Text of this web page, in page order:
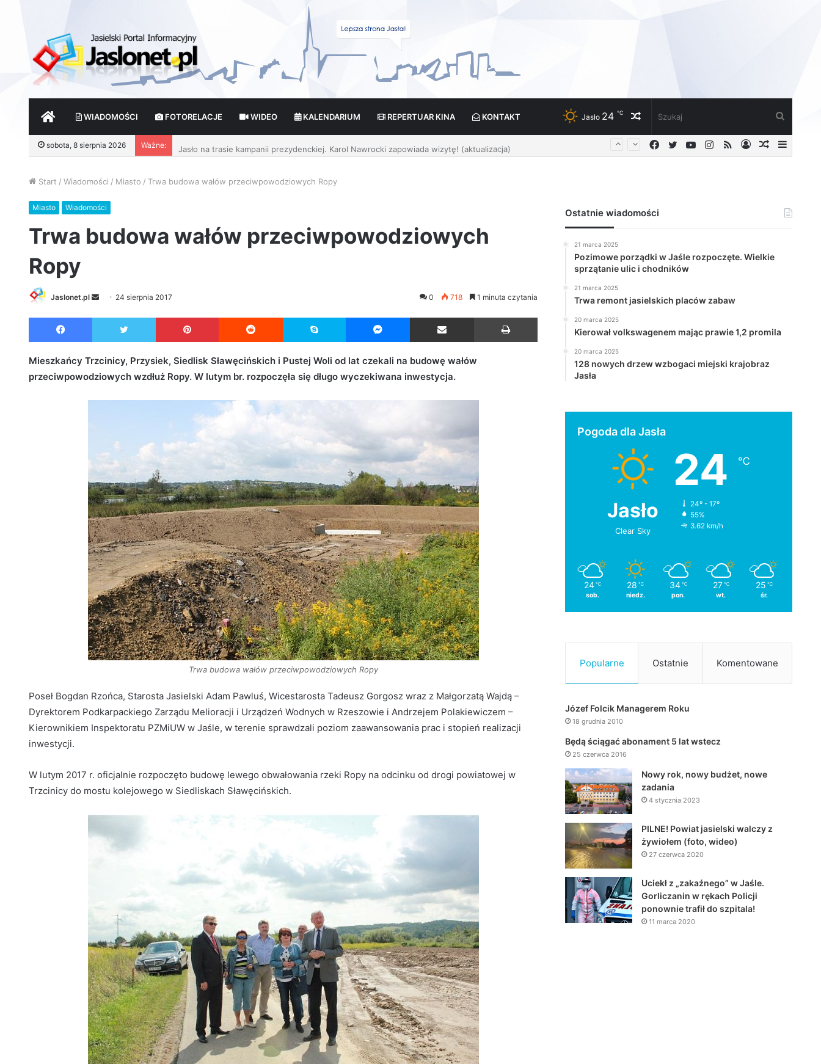
START WIADOMOŚCI FOTORELACJE WIDEO KALENDARIUM REPERTUAR KINA KONTAKT Losowy
artykuł
Jasło 24 ℃
sobota, 8 sierpnia 2026 Ważne: Jasło na trasie kampanii prezydenckiej. Karol Nawrocki zapowiada wizytę! (aktualizacja)
Losowy
Zaloguj
RSS
Instagram
YouTube
Twitter
Facebook
Start / Wiadomości / Miasto / Trwa budowa wałów przeciwpowodziowych Ropy
Miasto Wiadomości
Trwa budowa wałów przeciwpowodziowych
Ropy
Jaslonet.pl
d
m
24 sierpnia 2017 0 718 1 minuta czytania
Facebook Twitter Pinterest Reddit Skype Messenger Udostępnij przez Email
Mieszkańcy Trzcinicy, Przysiek, Siedlisk Sławęcińskich i Pustej Woli od lat czekali na budowę wałów
przeciwpowodziowych wzdłuż Ropy. W lutym br. rozpoczęła się długo wyczekiwana inwestycja.
Trwa budowa wałów przeciwpowodziowych Ropy
Poseł Bogdan Rzońca, Starosta Jasielski Adam Pawluś, Wicestarosta Tadeusz Gorgosz wraz z Małgorzatą Wajdą –
Dyrektorem Podkarpackiego Zarządu Melioracji i Urządzeń Wodnych w Rzeszowie i Andrzejem Polakiewiczem –
Kierownikiem Inspektoratu PZMiUW w Jaśle, w terenie sprawdzali poziom zaawansowania prac i stopień realizacji
inwestycji.
W lutym 2017 r. oficjalnie rozpoczęto budowę lewego obwałowania rzeki Ropy na odcinku od drogi powiatowej w
Trzcinicy do mostu kolejowego w Siedliskach Sławęcińskich.
Ostatnie wiadomości
21 marca 2025
Pozimowe porządki w Jaśle rozpoczęte. Wielkie
sprzątanie ulic i chodników
21 marca 2025
Trwa remont jasielskich placów zabaw
20 marca 2025
Kierował volkswagenem mając prawie 1,2 promila
20 marca 2025
128 nowych drzew wzbogaci miejski krajobraz
Jasła
Pogoda dla Jasła
Jasło
Clear Sky
24 ℃
24º - 17º
55%
3.62 km/h
24 ℃
sob.
28 ℃
niedz.
34 ℃
pon.
27 ℃
wt.
25 ℃
śr.
Popularne Ostatnie Komentowane
Józef Folcik Managerem Roku
18 grudnia 2010
Będą ściągać abonament 5 lat wstecz
25 czerwca 2016
Nowy rok, nowy budżet, nowe
zadania
4 stycznia 2023
PILNE! Powiat jasielski walczy z
żywiołem (foto, wideo)
27 czerwca 2020
Uciekł z „zakaźnego” w Jaśle.
Gorliczanin w rękach Policji
ponownie trafił do szpitala!
11 marca 2020